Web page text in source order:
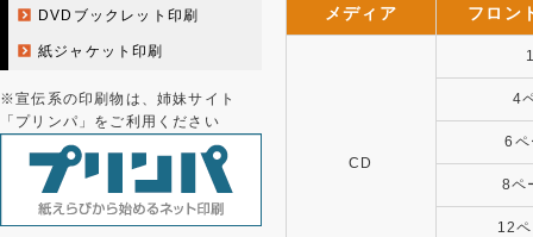
DVDブックレット印刷
紙ジャケット印刷
※宣伝系の印刷物は、姉妹サイト
「プリンパ」をご利用ください
メディア フロン
CD
4
6ペ
8ペ
12